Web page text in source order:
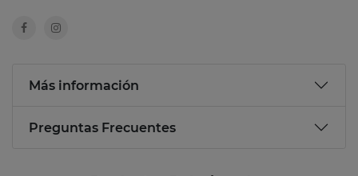
Más información
Preguntas Frecuentes